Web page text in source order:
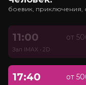
боевик, приключения,
11:00 от
Зал IMAX • 2D
17:40 от